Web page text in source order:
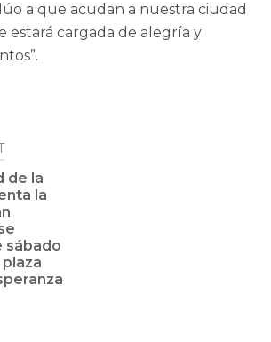
a que acudan a nuestra ciudad
estará cargada de alegría y
de la
la
sábado